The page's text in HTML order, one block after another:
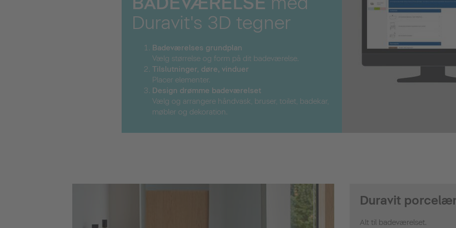
Duravit's 3D tegner
Badeværelses grundplan
Vælg størrelse og form på dit badeværelse.
Tilslutninger, døre, vinduer
Placer elementer.
Design drømme badeværelset
Vælg og arrangere håndvask, bruser, toilet, badekar,
møbler og dekoration.
Duravit
Alt til badeværelset.